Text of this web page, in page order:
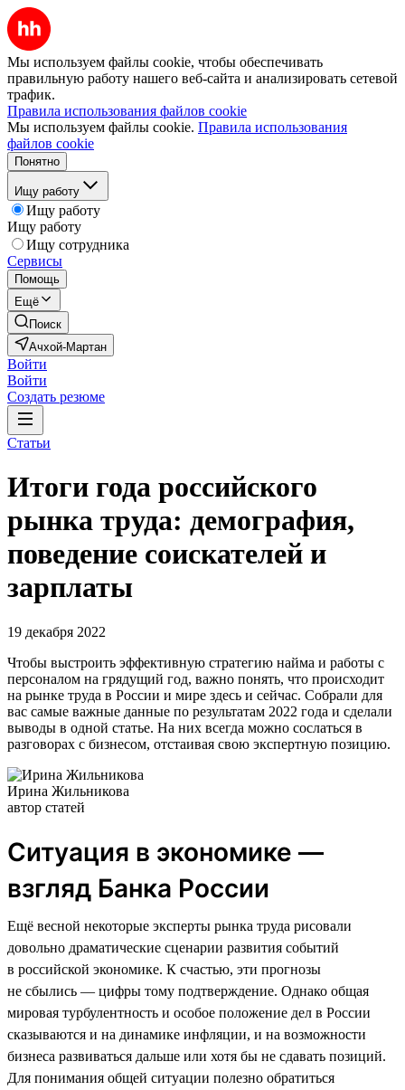
Мы используем файлы cookie, чтобы обеспечивать
правильную работу нашего веб-сайта и анализировать сетевой
трафик.
Правила использования файлов cookie
Мы используем файлы cookie. Правила использования
файлов cookie
Понятно
Ищу работу
Ищу работу
Ищу работу
Ищу сотрудника
Сервисы
Помощь
Ещё
Поиск
Ачхой-Мартан
Войти
Войти
Создать резюме
Статьи
Итоги года российского
рынка труда: демография,
поведение соискателей и
зарплаты
19 декабря 2022
Чтобы выстроить эффективную стратегию найма и работы с
персоналом на грядущий год, важно понять, что происходит
на рынке труда в России и мире здесь и сейчас. Собрали для
вас самые важные данные по результатам 2022 года и сделали
выводы в одной статье. На них всегда можно сослаться в
разговорах с бизнесом, отстаивая свою экспертную позицию.
Ирина Жильникова
автор статей
Ситуация в экономике —
взгляд Банка России
Ещё весной некоторые эксперты рынка труда рисовали
довольно драматические сценарии развития событий
в российской экономике. К счастью, эти прогнозы
не сбылись — цифры тому подтверждение. Однако общая
мировая турбулентность и особое положение дел в России
сказываются и на динамике инфляции, и на возможности
бизнеса развиваться дальше или хотя бы не сдавать позиций.
Для понимания общей ситуации полезно обратиться